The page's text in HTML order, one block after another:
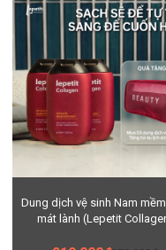
Dung dịch vệ sinh Nam mềm
mát lành (Lepetit